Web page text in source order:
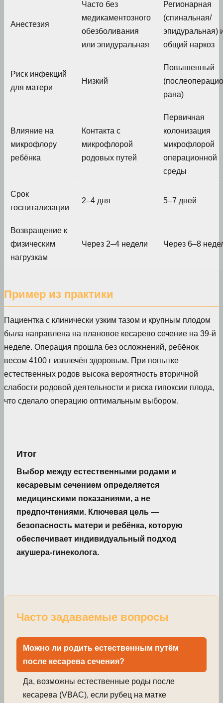
Анестезия
Часто без
медикаментозного
обезболивания
или эпидуральная
Регионарная
(спинальная/
эпидуральная)
общий наркоз
Риск инфекций
для матери
Низкий
Повышенный
рана)
Влияние на
микрофлору
ребёнка
Контакта с
микрофлорой
родовых путей
Первичная
колонизация
микрофлорой
операционной
среды
Срок
госпитализации
2–4 дня 5–7 дней
Возвращение к
физическим
нагрузкам
Через 2–4 недели Через 6–8
Пример из практики
Пациентка с клинически узким тазом и крупным плодом
была направлена на плановое кесарево сечение на 39-й
неделе. Операция прошла без осложнений, ребёнок
весом 4100 г извлечён здоровым. При попытке
естественных родов высока вероятность вторичной
слабости родовой деятельности и риска гипоксии плода,
что сделало операцию оптимальным выбором.
Итог
Выбор между естественными родами и
кесаревым сечением определяется
медицинскими показаниями, а не
предпочтениями. Ключевая цель —
безопасность матери и ребёнка, которую
обеспечивает индивидуальный подход
акушера-гинеколога.
Часто задаваемые вопросы
Можно ли родить естественным путём
после кесарева сечения?
Да, возможны естественные роды после
кесарева (VBAC), если рубец на матке